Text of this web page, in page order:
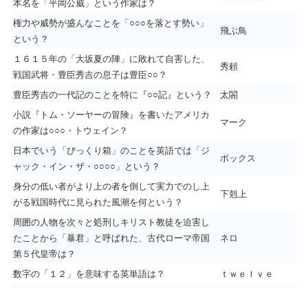
本名を「平岡公威」という作家は？
権力や威勢が盛んなことを「○○○を落とす勢い」
という？
飛ぶ鳥
１６１５年の「大坂夏の陣」に敗れて自害した、
戦国武将・豊臣秀吉の息子は豊臣○○？
秀頼
豊臣秀吉の一代記のことを特に『○○記』という？
太閤
小説『トム・ソーヤーの冒険』を書いたアメリカ
の作家は○○○・トウェイン？
マーク
日本でいう「びっくり箱」のことを英語では「ジ
ャック・イン・ザ・○○○○」という？
ボックス
身分の低い者がより上の者を倒して実力でのし上
がる戦国時代に見られた風潮を何という？
下剋上
周囲の人物を次々と処刑しキリスト教徒を迫害し
たことから「暴君」と呼ばれた、古代ローマ帝国
第５代皇帝は？
ネロ
数字の「１２」を意味する英単語は？
ｔｗｅｌｖｅ